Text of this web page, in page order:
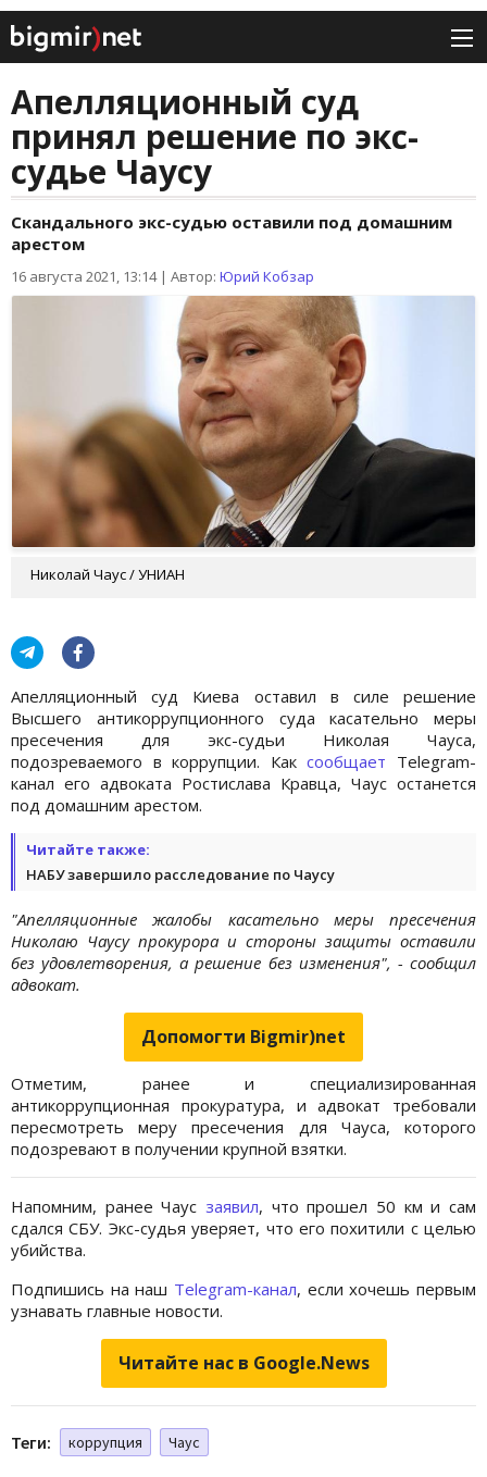
Апелляционный суд
принял решение по экс-
судье Чаусу
Скандального экс-судью оставили под домашним
арестом
16 августа 2021, 13:14| Автор: Юрий Кобзар
Николай Чаус / УНИАН
Апелляционный суд Киева оставил в силе решение
Высшего антикоррупционного суда касательно меры
пресечения для экс-судьи Николая Чауса,
подозреваемого в коррупции. Каксообщает Telegram-
канал его адвоката Ростислава Кравца, Чаус останется
под домашним арестом.
Читайте также:
НАБУ завершило расследование по Чаусу
"Апелляционные жалобы касательно меры пресечения
Николаю Чаусу прокурора и стороны защиты оставили
без удовлетворения, а решение без изменения", - сообщил
адвокат.
Допомогти Bigmir)net
Отметим, ранее и специализированная
антикоррупционная прокуратура, и адвокат требовали
пересмотреть меру пресечения для Чауса, которого
подозревают в получении крупной взятки.
Напомним, ранее Чаус заявил, что прошел 50 км и сам
сдался СБУ. Экс-судья уверяет, что его похитили с целью
убийства.
Подпишись на наш Telegram-канал, если хочешь первым
узнавать главные новости.
Читайте нас в Google.News
Теги: коррупция Чаус